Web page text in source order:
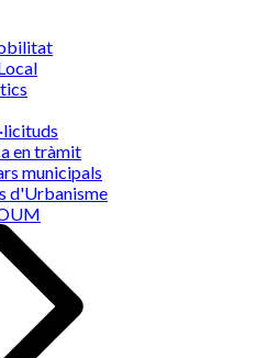
en tràmit
municipals
d'Urbanisme